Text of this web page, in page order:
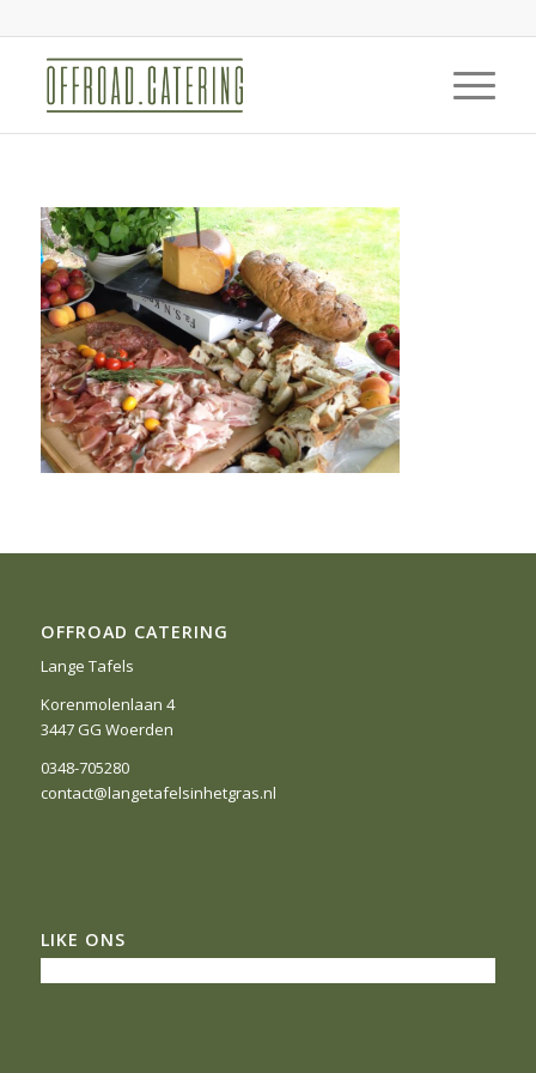
OFFROAD CATERING
Lange Tafels
Korenmolenlaan 4
3447 GG Woerden
0348-705280
contact@langetafelsinhetgras.nl
LIKE ONS